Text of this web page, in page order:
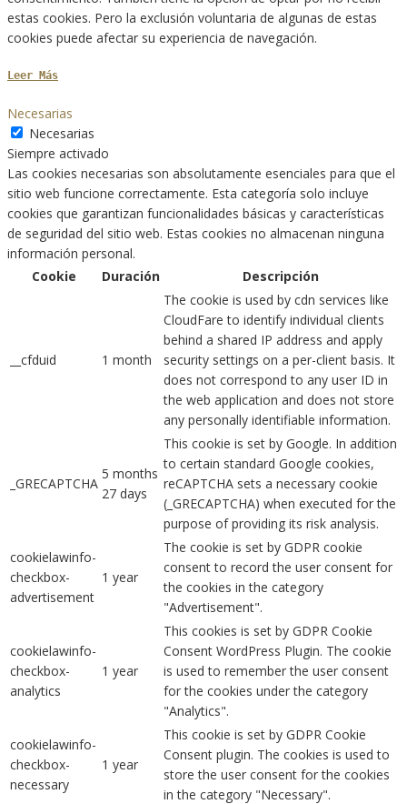
estas cookies. Pero la exclusión voluntaria de algunas de estas
cookies puede afectar su experiencia de navegación.
Leer Más
Necesarias
Necesarias
Siempre activado
Las cookies necesarias son absolutamente esenciales para que el
sitio web funcione correctamente. Esta categoría solo incluye
cookies que garantizan funcionalidades básicas y características
de seguridad del sitio web. Estas cookies no almacenan ninguna
información personal.
Cookie
Duración Descripción
__cfduid 1 month
The cookie is used by cdn services like
CloudFare to identify individual clients
behind a shared IP address and apply
security settings on a per-client basis. It
does not correspond to any user ID in
the web application and does not store
any personally identifiable information.
_GRECAPTCHA
5 months
27 days
This cookie is set by Google. In addition
to certain standard Google cookies,
reCAPTCHA sets a necessary cookie
(_GRECAPTCHA) when executed for the
purpose of providing its risk analysis.
cookielawinfo-
checkbox-
advertisement
1 year
The cookie is set by GDPR cookie
consent to record the user consent for
the cookies in the category
"Advertisement".
cookielawinfo-
checkbox-
analytics
1 year
This cookies is set by GDPR Cookie
Consent WordPress Plugin. The cookie
is used to remember the user consent
for the cookies under the category
"Analytics".
cookielawinfo-
checkbox-
necessary
1 year
This cookie is set by GDPR Cookie
Consent plugin. The cookies is used to
store the user consent for the cookies
in the category "Necessary".